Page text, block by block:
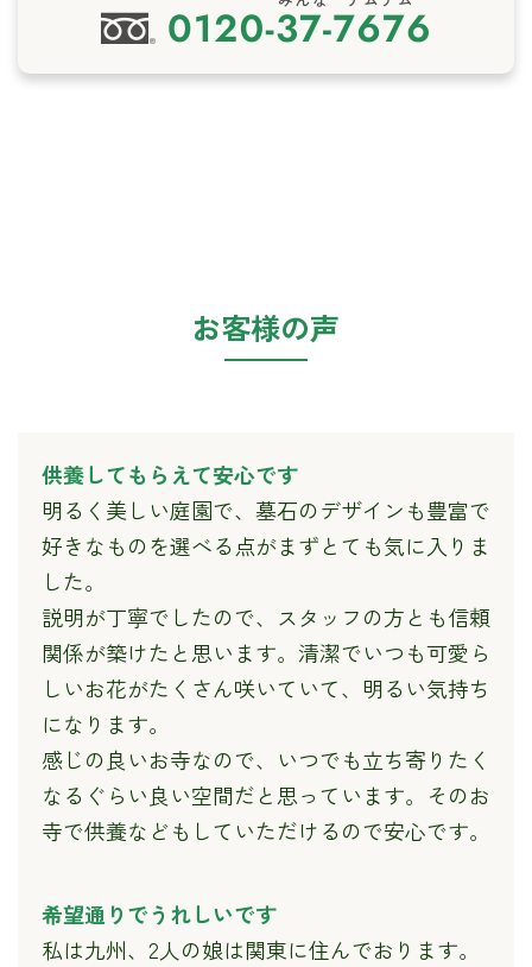
お客様の声
供養してもらえて安心です
明るく美しい庭園で、墓石のデザインも豊富で
好きなものを選べる点がまずとても気に入りま
した。
説明が丁寧でしたので、スタッフの方とも信頼
関係が築けたと思います。清潔でいつも可愛ら
しいお花がたくさん咲いていて、明るい気持ち
になります。
感じの良いお寺なので、いつでも立ち寄りたく
なるぐらい良い空間だと思っています。そのお
寺で供養などもしていただけるので安心です。
希望通りでうれしいです
私は九州、2人の娘は関東に住んでおります。